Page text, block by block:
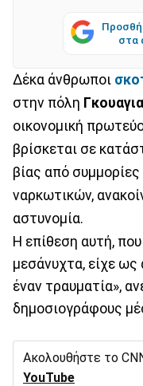
στα
Δέκα άνθρωποι
στην πόλη
οικονομική
βρίσκεται σε
βίας από
ναρκωτικών,
αστυνομία.
Η επίθεση αυτή,
μεσάνυχτα, είχε ως
έναν τραυματία»,
δημοσιογράφους
Ακολουθήστε το
YouTube